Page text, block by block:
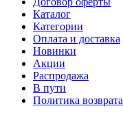
Каталог
Категории
Оплата и доставка
Новинки
Акции
Распродажа
В пути
Политика возврата